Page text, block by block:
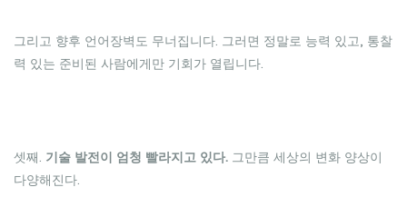
그리고 향후 언어장벽도 무너집니다. 그러면 정말로 능력 있고, 통찰
력 있는 준비된 사람에게만 기회가 열립니다.
셋째. 기술 발전이 엄청 빨라지고 있다. 그만큼 세상의 변화 양상이
다양해진다.